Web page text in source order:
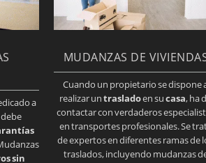
a
sin
MUDANZAS DE
Cuando un propietario se dispone
realizar untrasladoen sucasa, ha
contactar con verdaderos
en transportes profesionales. Se
de expertos en diferentes ramas de
traslados, incluyendo mudanzas